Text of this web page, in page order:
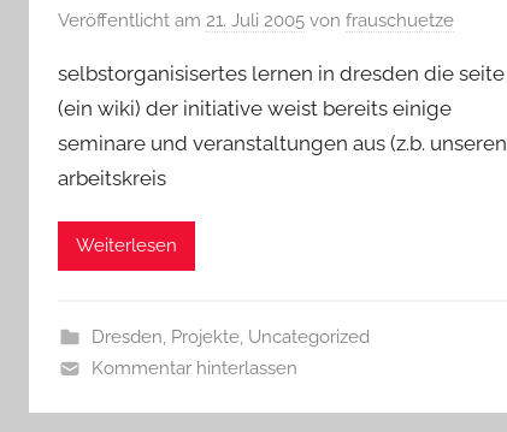
Veröffentlicht am 21. Juli 2005 von frauschuetze
selbstorganisisertes lernen in dresden die seite
(ein wiki) der initiative weist bereits einige
seminare und veranstaltungen aus (z.b. unseren
arbeitskreis
Weiterlesen
Dresden, Projekte, Uncategorized
Kommentar hinterlassen